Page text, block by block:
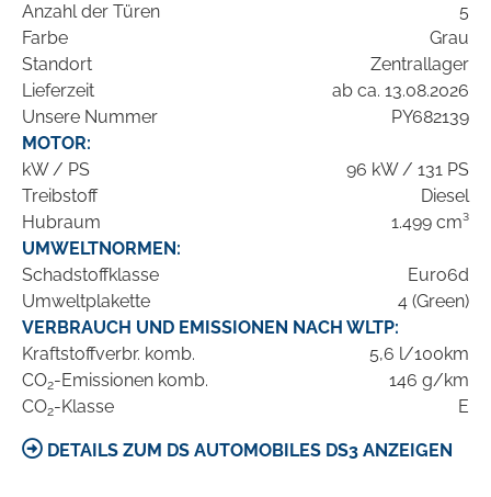
Anzahl der Türen
5
Farbe
Grau
Standort
Zentrallager
Lieferzeit
ab ca. 13.08.2026
Unsere Nummer
PY682139
MOTOR:
kW / PS
96 kW / 131 PS
Treibstoff
Diesel
Hubraum
1.499 cm³
UMWELTNORMEN:
Schadstoffklasse
Euro6d
Umweltplakette
4 (Green)
VERBRAUCH UND EMISSIONEN NACH WLTP:
Kraftstoffverbr. komb.
5,6 l/100km
CO2-Emissionen komb.
146 g/km
CO2-Klasse E
DETAILS ZUM DS AUTOMOBILES DS3 ANZEIGEN